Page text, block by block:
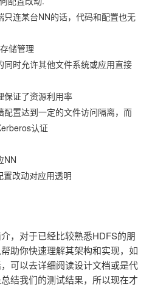
只连某台NN的话，代码和配置也无
储管理
同时允许其他文件系统或应用直接
保证了资源利用率
配置达到一定的文件访问隔离，而
认证
NN
改动对应用透明
，对于已经比较熟悉HDFS的朋
助你快速理解其架构和实现，如
可以去详细阅读设计文档或是代
结我们的测试结果，所以现在才